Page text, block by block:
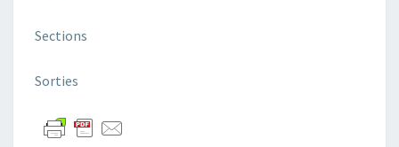
Sections
Sorties